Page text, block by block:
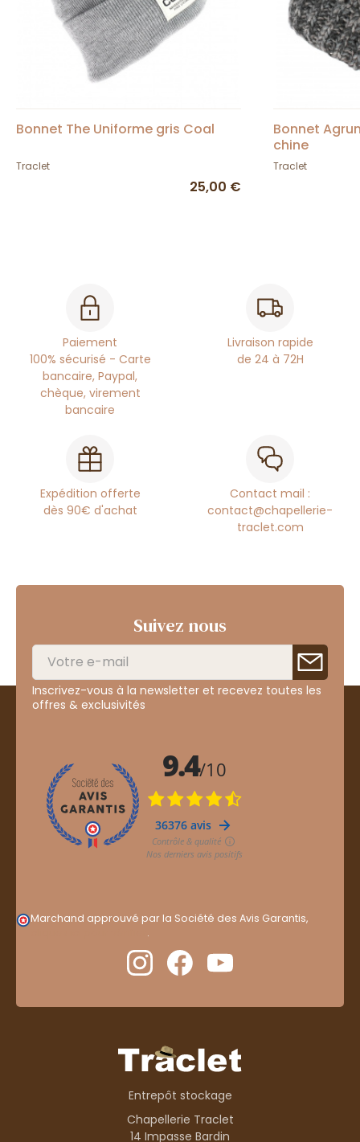
Bonnet The Uniforme gris Coal
Traclet
25,00 €
Bonnet
chine
Traclet
Paiement
100% sécurisé - Carte
bancaire, Paypal,
chèque, virement
bancaire
Livraison rapide
de 24 à 72H
Expédition offerte
dès 90€ d'achat
Contact mail :
contact@chapellerie-
traclet.com
Suivez nous
Inscrivez-vous à la newsletter et recevez toutes les
offres & exclusivités
Marchand approuvé par la Société des Avis Garantis,
.
Entrepôt stockage
Chapellerie Traclet
14 Impasse Bardin